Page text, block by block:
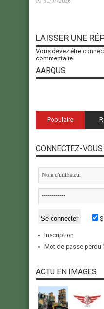
30/07/2026
LAISSER UNE
Vous devez être
commentaire
AARQUS
Populaire
CONNECTEZ-VOUS
Inscription
Mot de passe perdu
ACTU EN IMAGES